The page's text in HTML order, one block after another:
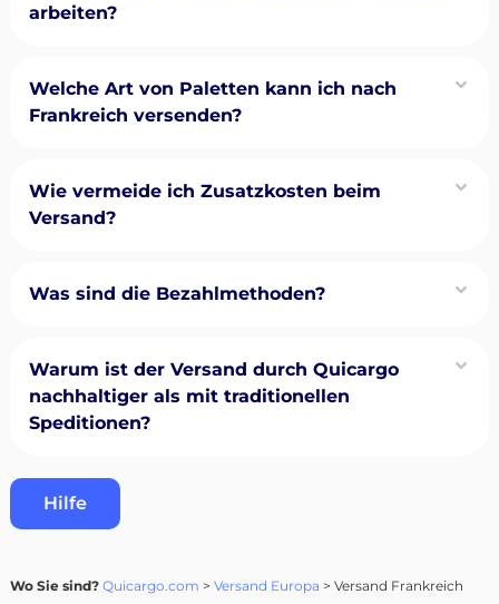
arbeiten?
Welche Art von Paletten kann ich nach
Frankreich versenden?
Wie vermeide ich Zusatzkosten beim
Versand?
Was sind die Bezahlmethoden?
Warum ist der Versand durch Quicargo
nachhaltiger als mit traditionellen
Speditionen?
Hilfe
Wo Sie sind? Quicargo.com > Versand Europa > Versand Frankreich